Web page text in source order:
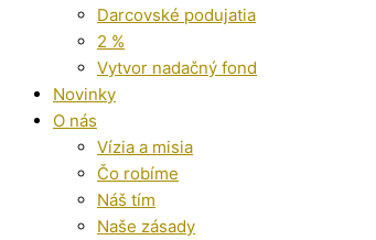
Darcovské podujatia
2 %
Vytvor nadačný fond
Novinky
O nás
Vízia a misia
Čo robíme
Náš tím
Naše zásady